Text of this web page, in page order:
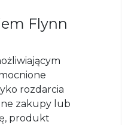
Flynn
rozdarcia
zakupy lub
produkt